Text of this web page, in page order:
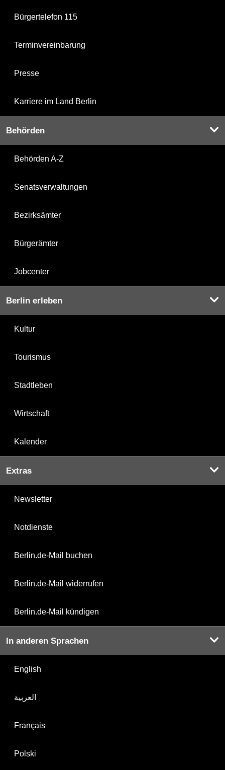
Bürgertelefon 115
Terminvereinbarung
Presse
Karriere im Land Berlin
Behörden
Behörden A-Z
Senatsverwaltungen
Bezirksämter
Bürgerämter
Jobcenter
Berlin erleben
Kultur
Tourismus
Stadtleben
Wirtschaft
Kalender
Extras
Newsletter
Notdienste
Berlin.de-Mail buchen
Berlin.de-Mail widerrufen
Berlin.de-Mail kündigen
In anderen Sprachen
English
العربية
Français
Polski